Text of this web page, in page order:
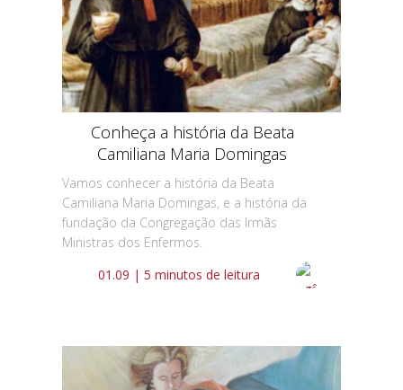
Conheça a história da Beata
Camiliana Maria Domingas
Vamos conhecer a história da Beata
Camiliana Maria Domingas, e a história da
fundação da Congregação das Irmãs
Ministras dos Enfermos.
01.09 | 5 minutos de leitura